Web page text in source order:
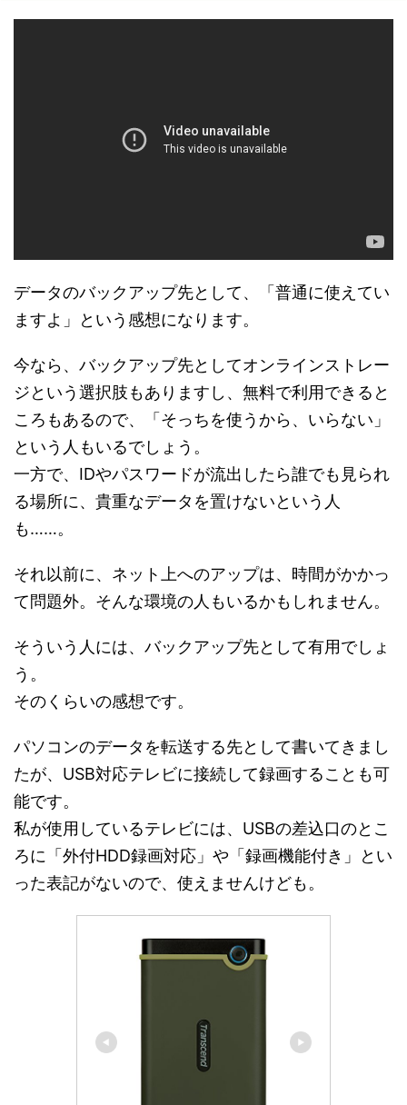
データのバックアップ先として、「普通に使えてい
ますよ」という感想になります。
今なら、バックアップ先としてオンラインストレー
ジという選択肢もありますし、無料で利用できると
ころもあるので、「そっちを使うから、いらない」
という人もいるでしょう。
一方で、IDやパスワードが流出したら誰でも見られ
る場所に、貴重なデータを置けないという人
も……。
それ以前に、ネット上へのアップは、時間がかかっ
て問題外。そんな環境の人もいるかもしれません。
そういう人には、バックアップ先として有用でしょ
う。
そのくらいの感想です。
パソコンのデータを転送する先として書いてきまし
たが、USB対応テレビに接続して録画することも可
能です。
私が使用しているテレビには、USBの差込口のとこ
ろに「外付HDD録画対応」や「録画機能付き」とい
った表記がないので、使えませんけども。